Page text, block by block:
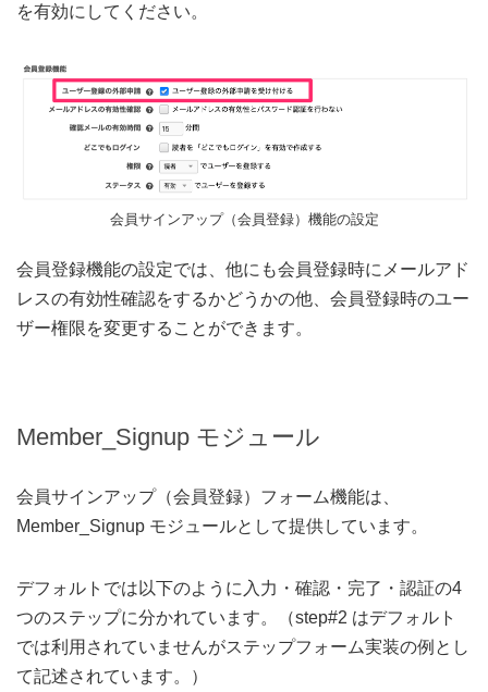
を有効にしてください。
会員サインアップ（会員登録）機能の設定
会員登録機能の設定では、他にも会員登録時にメールアド
レスの有効性確認をするかどうかの他、会員登録時のユー
ザー権限を変更することができます。
Member_Signup モジュール
会員サインアップ（会員登録）フォーム機能は、
Member_Signup モジュールとして提供しています。
デフォルトでは以下のように入力・確認・完了・認証の4
つのステップに分かれています。（step#2 はデフォルト
では利用されていませんがステップフォーム実装の例とし
て記述されています。）